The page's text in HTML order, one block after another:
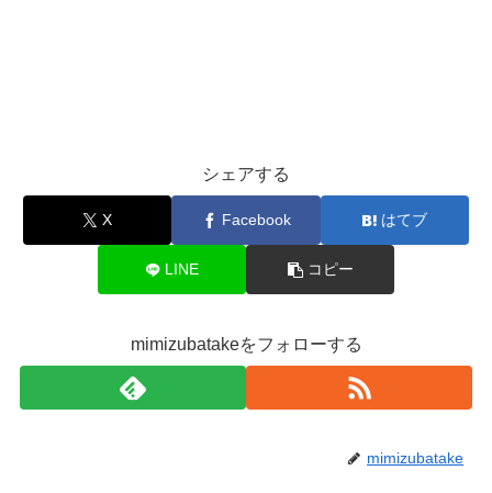
シェアする
X Facebook はてブ
LINE コピー
mimizubatakeをフォローする
mimizubatake